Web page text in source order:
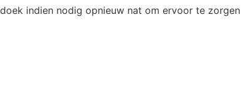
indien nodig opnieuw nat om ervoor te zorgen